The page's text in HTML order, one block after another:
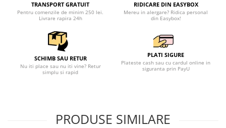
TRANSPORT GRATUIT
Pentru comenzile de minim 250 lei.
Livrare rapira 24h
RIDICARE DIN EASYBOX
Mereu in alergare? Ridica personal
din Easybox!
SCHIMB SAU RETUR
Nu iti place sau nu iti vine? Retur
simplu si rapid
PLATI SIGURE
Plateste cash sau cu cardul online in
siguranta prin PayU
PRODUSE SIMILARE